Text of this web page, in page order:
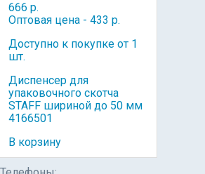
666 р.
Оптовая цена - 433 р.
Доступно к покупке от 1
шт.
Диспенсер для
упаковочного скотча
STAFF шириной до 50 мм
4166501
В корзину